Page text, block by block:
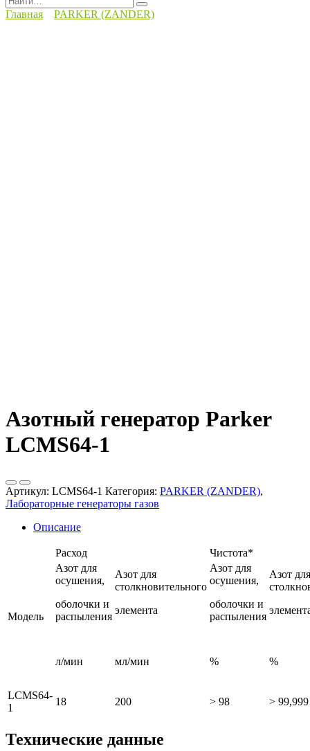
for:
Главная PARKER (ZANDER)
Азотный генератор Parker
LCMS64-1
Артикул: LCMS64-1 Категория: PARKER (ZANDER),
Лабораторные генераторы газов
Описание
Модель
Расход
Чистота*
Азот для
осушения,
оболочки и
распыления
Азот для
столкновительного
элемента
Азот для
осушения,
оболочки и
распыления
Азот для
л/мин мл/мин % %
LCMS64-
1
18 200 > 98 > 99,999
Технические данные